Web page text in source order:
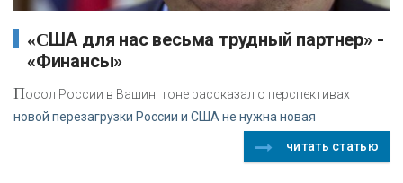
«США для нас весьма трудный партнер» -
«Финансы»
Посол России в Вашингтоне рассказал о перспективах
новой перезагрузки России и США не нужна новая
читать статью